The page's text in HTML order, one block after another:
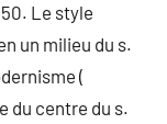
Le style
un milieu du s.
(
du centre du s.